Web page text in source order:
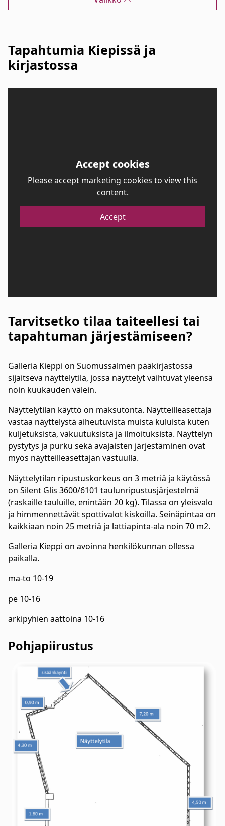
Tapahtumia Kiepissä ja
kirjastossa
Accept cookies
Please accept marketing cookies to view this
content.
Accept
Tarvitsetko tilaa taiteellesi tai
tapahtuman järjestämiseen?
Galleria Kieppi on Suomussalmen pääkirjastossa
sijaitseva näyttelytila, jossa näyttelyt vaihtuvat yleensä
noin kuukauden välein.
Näyttelytilan käyttö on maksutonta. Näytteilleasettaja
vastaa näyttelystä aiheutuvista muista kuluista kuten
kuljetuksista, vakuutuksista ja ilmoituksista. Näyttelyn
pystytys ja purku sekä avajaisten järjestäminen ovat
myös näytteilleasettajan vastuulla.
Näyttelytilan ripustuskorkeus on 3 metriä ja käytössä
on Silent Glis 3600/6101 taulunripustusjärjestelmä
(raskaille tauluille, enintään 20 kg). Tilassa on yleisvalo
ja himmennettävät spottivalot kiskoilla. Seinäpintaa on
kaikkiaan noin 25 metriä ja lattiapinta-ala noin 70 m2.
Galleria Kieppi on avoinna henkilökunnan ollessa
paikalla.
ma-to 10-19
pe 10-16
arkipyhien aattoina 10-16
Pohjapiirustus